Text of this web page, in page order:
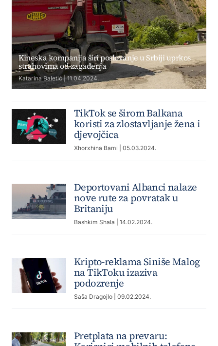
Kineska kompanija širi poslovanje u Srbiji uprkos
strahovima od zagađenja
Katarina Baletić | 11.04.2024.
TikTok se širom Balkana
koristi za zlostavljanje žena i
djevojčica
Xhorxhina Bami | 05.03.2024.
Deportovani Albanci nalaze
nove rute za povratak u
Britaniju
Bashkim Shala | 14.02.2024.
Kripto-reklama Siniše Malog
na TikToku izaziva
podozrenje
Saša Dragojlo | 09.02.2024.
Pretplata na prevaru: